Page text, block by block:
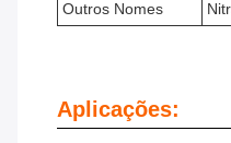
Outros Nomes
Aplicações: